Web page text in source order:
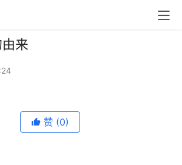
来
赞 (0)